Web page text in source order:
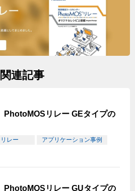
関連記事
PhotoMOSリレー GEタイプの
リレー
アプリケーション事例
PhotoMOSリレー GUタイプの